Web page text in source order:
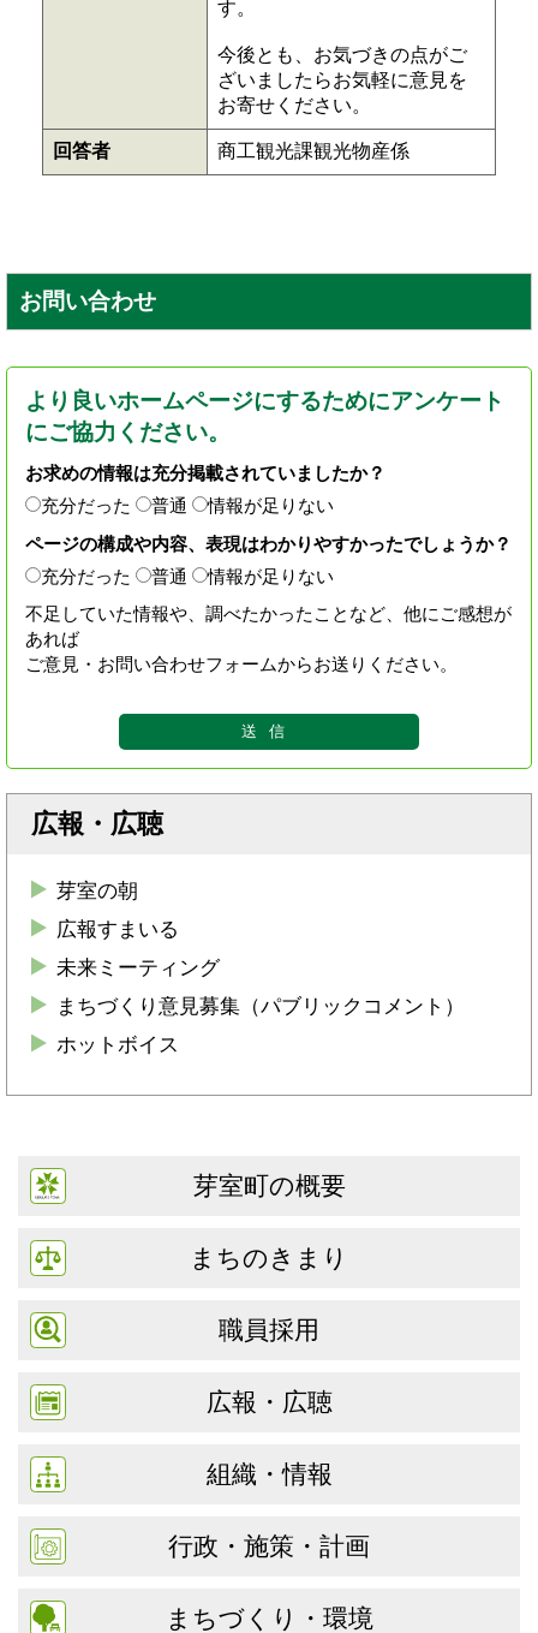
す。
今後とも、お気づきの点がご
ざいましたらお気軽に意見を
お寄せください。
回答者 商工観光課観光物産係
お問い合わせ
より良いホームページにするためにアンケート
にご協力ください。
お求めの情報は充分掲載されていましたか？
充分だった
普通
情報が足りない
ページの構成や内容、表現はわかりやすかったでしょうか？
充分だった
普通
情報が足りない
不足していた情報や、調べたかったことなど、他にご感想が
あれば
ご意見・お問い合わせフォームからお送りください。
広報・広聴
芽室の朝
広報すまいる
未来ミーティング
まちづくり意見募集（パブリックコメント）
ホットボイス
芽室町の概要
まちのきまり
職員採用
広報・広聴
組織・情報
行政・施策・計画
まちづくり・環境